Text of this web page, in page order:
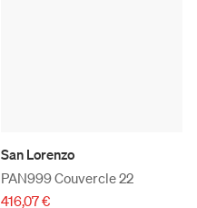
San Lorenzo
PAN999 Couvercle 22
416,07 €